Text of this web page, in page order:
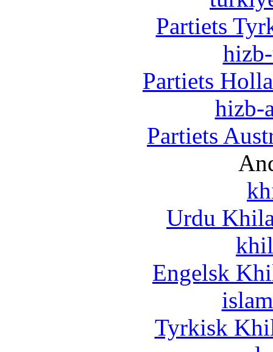
Partiets
Partiets
hizb-
Partiets
Urdu
Engelsk
Tyrkisk